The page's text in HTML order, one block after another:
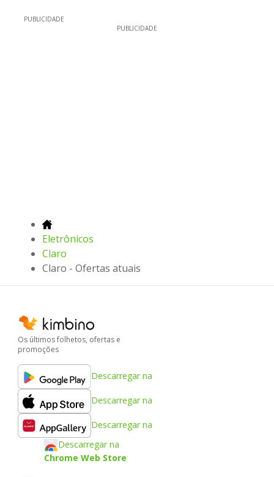
PUBLICIDADE
PUBLICIDADE
Eletrônicos
Claro
Claro - Ofertas atuais
Os últimos folhetos, ofertas e
promoções
Descarregar na
Descarregar na
Descarregar na
Descarregar na
Chrome Web Store